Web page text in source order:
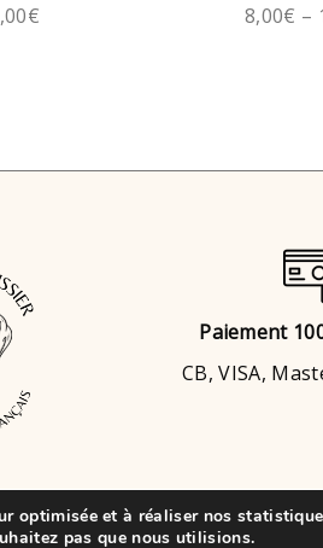
€ 8,00€ –
Paiement
CB, VISA,
© 2021 • VK Évènements Cake
optimisée et à réaliser nos
pas que nous utilisions.